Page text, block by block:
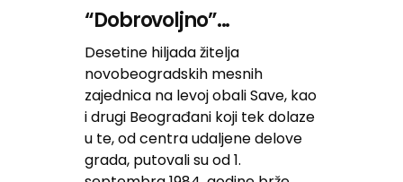
“Dobrovoljno”...
Desetine hiljada žitelja
novobeogradskih mesnih
zajednica na levoj obali Save, kao
i drugi Beograđani koji tek dolaze
u te, od centra udaljene delove
grada, putovali su od 1.